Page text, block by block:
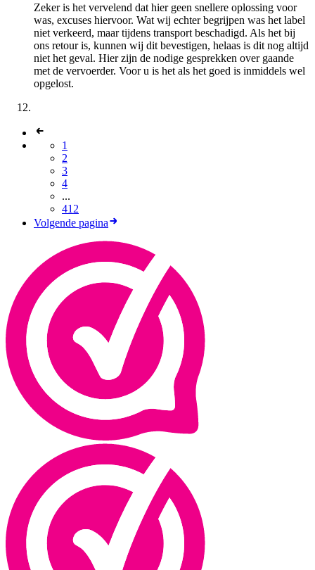
Zeker is het vervelend dat hier geen snellere oplossing voor
was, excuses hiervoor. Wat wij echter begrijpen was het label
niet verkeerd, maar tijdens transport beschadigd. Als het bij
ons retour is, kunnen wij dit bevestigen, helaas is dit nog altijd
niet het geval. Hier zijn de nodige gesprekken over gaande
met de vervoerder. Voor u is het als het goed is inmiddels wel
opgelost.
1
2
3
4
...
412
Volgende pagina